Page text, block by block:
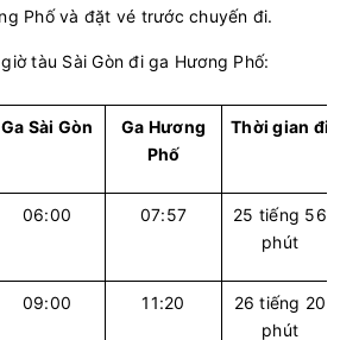
Phố và đặt vé trước chuyến đi.
giờ tàu Sài Gòn đi ga Hương Phố:
Ga Sài Gòn
Ga Hương
Phố
Thời gian đi
06:00 07:57
25 tiếng 56
phút
09:00 11:20
26 tiếng 20
phút